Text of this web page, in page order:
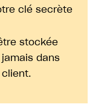
clé secrète
stockée
dans
client.